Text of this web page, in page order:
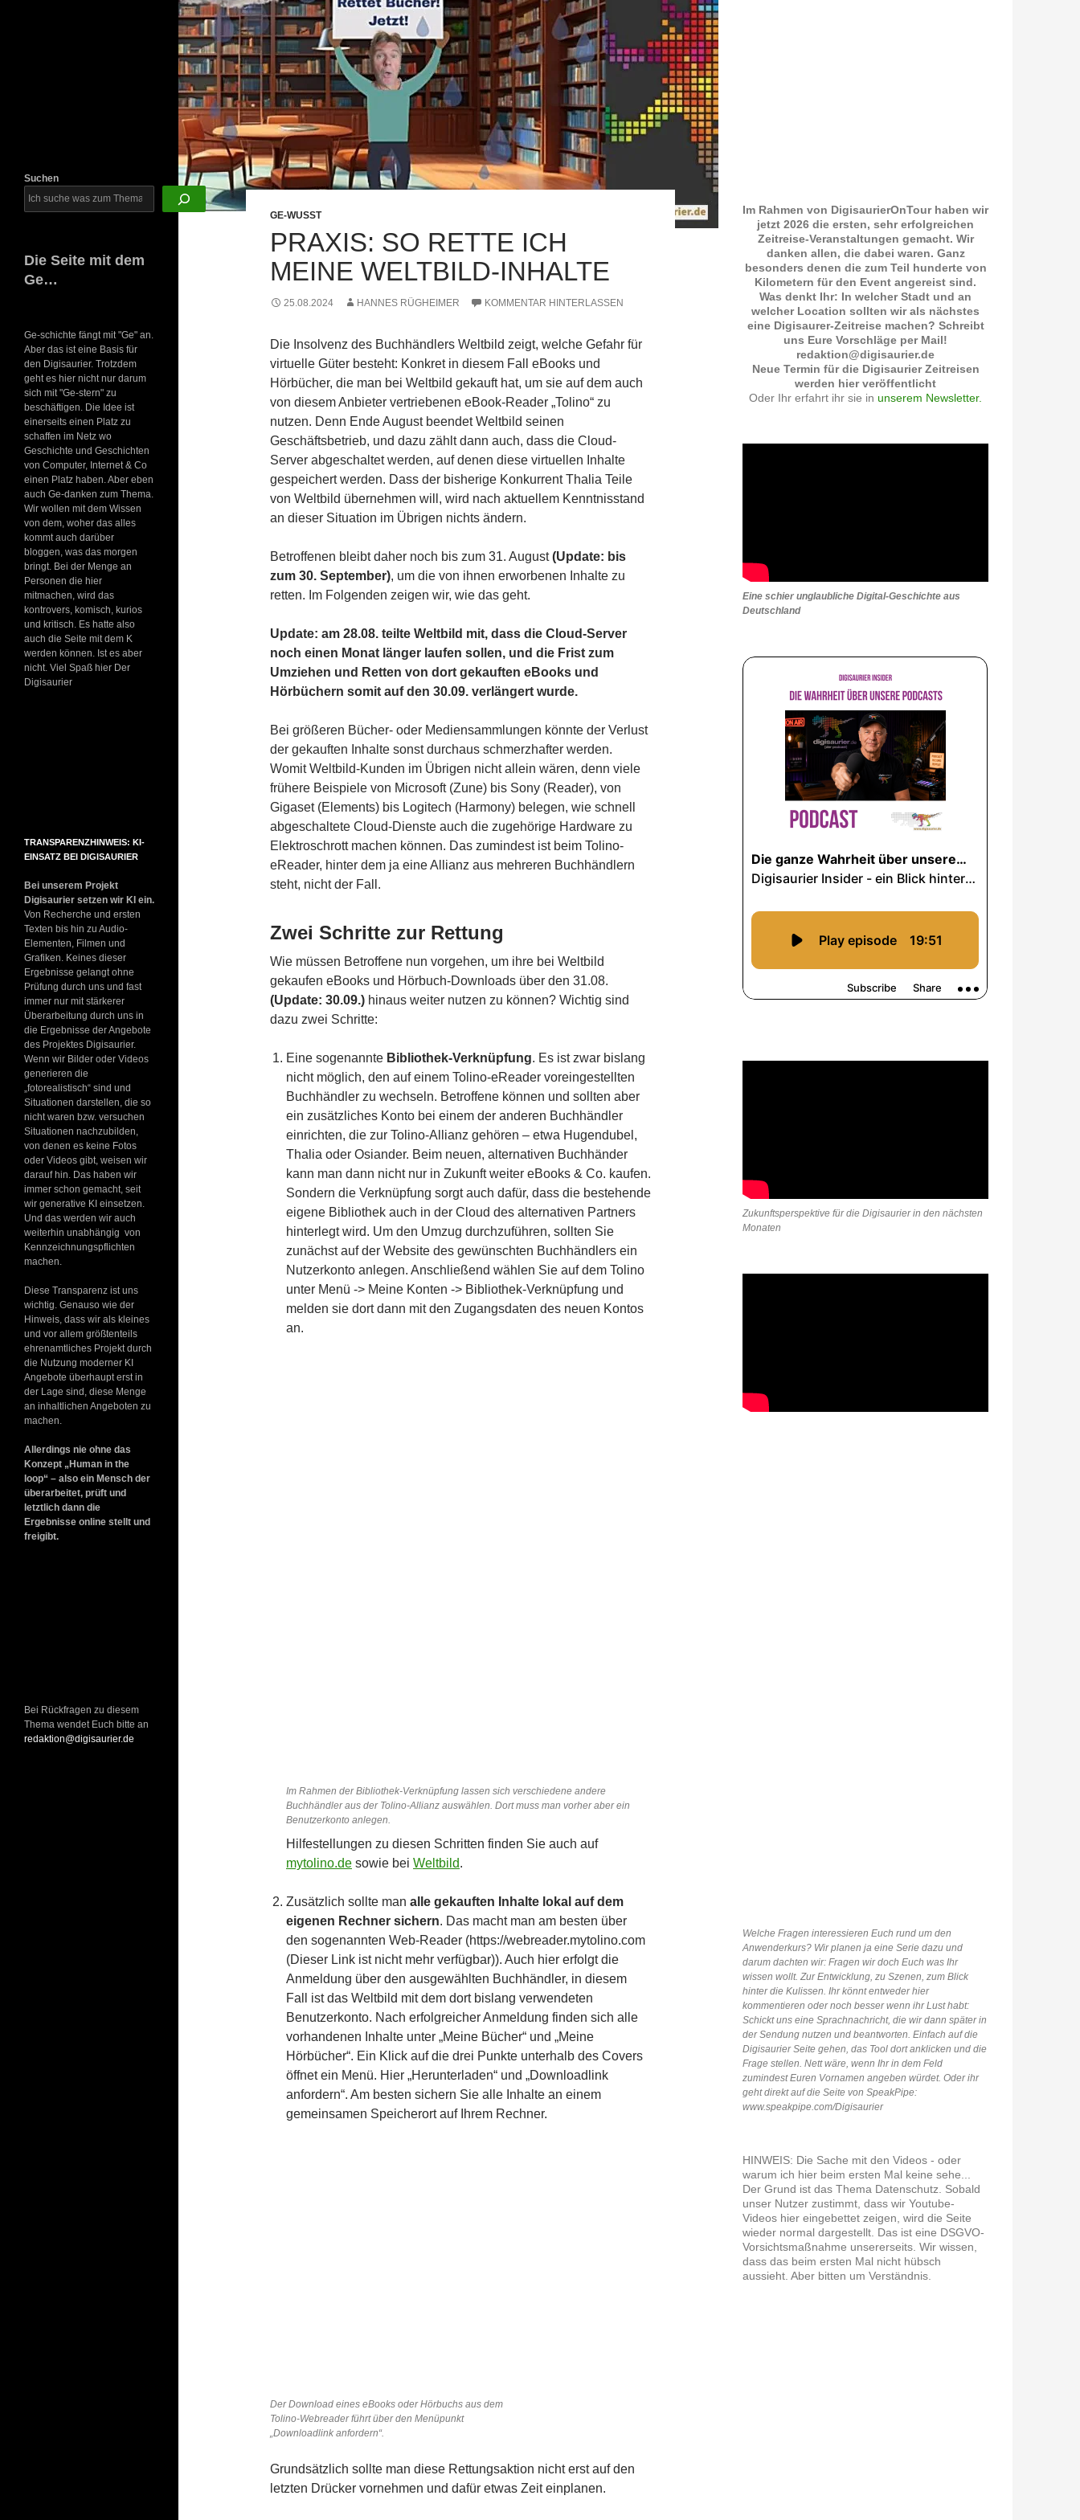
GE-WUSST
PRAXIS: SO RETTE ICH
MEINE WELTBILD-INHALTE
25.08.2024 HANNES RÜGHEIMER KOMMENTAR HINTERLASSEN
Die Insolvenz des Buchhändlers Weltbild zeigt, welche Gefahr für
virtuelle Güter besteht: Konkret in diesem Fall eBooks und
Hörbücher, die man bei Weltbild gekauft hat, um sie auf dem auch
von diesem Anbieter vertriebenen eBook-Reader „Tolino“ zu
nutzen. Denn Ende August beendet Weltbild seinen
Geschäftsbetrieb, und dazu zählt dann auch, dass die Cloud-
Server abgeschaltet werden, auf denen diese virtuellen Inhalte
gespeichert werden. Dass der bisherige Konkurrent Thalia Teile
von Weltbild übernehmen will, wird nach aktuellem Kenntnisstand
an dieser Situation im Übrigen nichts ändern.
Betroffenen bleibt daher noch bis zum 31. August(Update: bis
zum 30. September), um die von ihnen erworbenen Inhalte zu
retten. Im Folgenden zeigen wir, wie das geht.
Update: am 28.08. teilte Weltbild mit, dass die Cloud-Server
noch einen Monat länger laufen sollen, und die Frist zum
Umziehen und Retten von dort gekauften eBooks und
Hörbüchern somit auf den 30.09. verlängert wurde.
Bei größeren Bücher- oder Mediensammlungen könnte der Verlust
der gekauften Inhalte sonst durchaus schmerzhafter werden.
Womit Weltbild-Kunden im Übrigen nicht allein wären, denn viele
frühere Beispiele von Microsoft (Zune) bis Sony (Reader), von
Gigaset (Elements) bis Logitech (Harmony) belegen, wie schnell
abgeschaltete Cloud-Dienste auch die zugehörige Hardware zu
Elektroschrott machen können. Das zumindest ist beim Tolino-
eReader, hinter dem ja eine Allianz aus mehreren Buchhändlern
steht, nicht der Fall.
Zwei Schritte zur Rettung
Wie müssen Betroffene nun vorgehen, um ihre bei Weltbild
gekaufen eBooks und Hörbuch-Downloads über den 31.08.
(Update: 30.09.) hinaus weiter nutzen zu können? Wichtig sind
dazu zwei Schritte:
Eine sogenannte Bibliothek-Verknüpfung. Es ist zwar bislang
nicht möglich, den auf einem Tolino-eReader voreingestellten
Buchhändler zu wechseln. Betroffene können und sollten aber
ein zusätzliches Konto bei einem der anderen Buchhändler
einrichten, die zur Tolino-Allianz gehören – etwa Hugendubel,
Thalia oder Osiander. Beim neuen, alternativen Buchhänder
kann man dann nicht nur in Zukunft weiter eBooks & Co. kaufen.
Sondern die Verknüpfung sorgt auch dafür, dass die bestehende
eigene Bibliothek auch in der Cloud des alternativen Partners
hinterlegt wird. Um den Umzug durchzuführen, sollten Sie
zunächst auf der Website des gewünschten Buchhändlers ein
Nutzerkonto anlegen. Anschließend wählen Sie auf dem Tolino
unter Menü -> Meine Konten -> Bibliothek-Verknüpfung und
melden sie dort dann mit den Zugangsdaten des neuen Kontos
an.
Im Rahmen der Bibliothek-Verknüpfung lassen sich verschiedene andere
Buchhändler aus der Tolino-Allianz auswählen. Dort muss man vorher aber ein
Benutzerkonto anlegen.
Hilfestellungen zu diesen Schritten finden Sie auch auf
mytolino.de sowie bei Weltbild.
Zusätzlich sollte man alle gekauften Inhalte lokal auf dem
eigenen Rechner sichern. Das macht man am besten über
den sogenannten Web-Reader (https://webreader.mytolino.com
(Dieser Link ist nicht mehr verfügbar)). Auch hier erfolgt die
Anmeldung über den ausgewählten Buchhändler, in diesem
Fall ist das Weltbild mit dem dort bislang verwendeten
Benutzerkonto. Nach erfolgreicher Anmeldung finden sich alle
vorhandenen Inhalte unter „Meine Bücher“ und „Meine
Hörbücher“. Ein Klick auf die drei Punkte unterhalb des Covers
öffnet ein Menü. Hier „Herunterladen“ und „Downloadlink
anfordern“. Am besten sichern Sie alle Inhalte an einem
gemeinsamen Speicherort auf Ihrem Rechner.
Der Download eines eBooks oder Hörbuchs aus dem
Tolino-Webreader führt über den Menüpunkt
„Downloadlink anfordern“.
Grundsätzlich sollte man diese Rettungsaktion nicht erst auf den
letzten Drücker vornehmen und dafür etwas Zeit einplanen.
Im Rahmen von DigisaurierOnTour haben wir
jetzt 2026 die ersten, sehr erfolgreichen
Zeitreise-Veranstaltungen gemacht. Wir
danken allen, die dabei waren. Ganz
besonders denen die zum Teil hunderte von
Kilometern für den Event angereist sind.
Was denkt Ihr: In welcher Stadt und an
welcher Location sollten wir als nächstes
eine Digisaurer-Zeitreise machen? Schreibt
uns Eure Vorschläge per Mail!
redaktion@digisaurier.de
Neue Termin für die Digisaurier Zeitreisen
werden hier veröffentlicht
Oder Ihr erfahrt ihr sie in unserem Newsletter.
Eine schier unglaubliche Digital-Geschichte aus
Deutschland
Zukunftsperspektive für die Digisaurier in den nächsten
Monaten
Welche Fragen interessieren Euch rund um den
Anwenderkurs? Wir planen ja eine Serie dazu und
darum dachten wir: Fragen wir doch Euch was Ihr
wissen wollt. Zur Entwicklung, zu Szenen, zum Blick
hinter die Kulissen. Ihr könnt entweder hier
kommentieren oder noch besser wenn ihr Lust habt:
Schickt uns eine Sprachnachricht, die wir dann später in
der Sendung nutzen und beantworten. Einfach auf die
Digisaurier Seite gehen, das Tool dort anklicken und die
Frage stellen. Nett wäre, wenn Ihr in dem Feld
zumindest Euren Vornamen angeben würdet. Oder ihr
geht direkt auf die Seite von SpeakPipe:
www.speakpipe.com/Digisaurier
HINWEIS: Die Sache mit den Videos - oder
warum ich hier beim ersten Mal keine sehe...
Der Grund ist das Thema Datenschutz. Sobald
unser Nutzer zustimmt, dass wir Youtube-
Videos hier eingebettet zeigen, wird die Seite
wieder normal dargestellt. Das ist eine DSGVO-
Vorsichtsmaßnahme unsererseits. Wir wissen,
dass das beim ersten Mal nicht hübsch
aussieht. Aber bitten um Verständnis.
Suchen
Die Seite mit dem
Ge…
Ge-schichte fängt mit "Ge" an.
Aber das ist eine Basis für
den Digisaurier. Trotzdem
geht es hier nicht nur darum
sich mit "Ge-stern" zu
beschäftigen. Die Idee ist
einerseits einen Platz zu
schaffen im Netz wo
Geschichte und Geschichten
von Computer, Internet & Co
einen Platz haben. Aber eben
auch Ge-danken zum Thema.
Wir wollen mit dem Wissen
von dem, woher das alles
kommt auch darüber
bloggen, was das morgen
bringt. Bei der Menge an
Personen die hier
mitmachen, wird das
kontrovers, komisch, kurios
und kritisch. Es hatte also
auch die Seite mit dem K
werden können. Ist es aber
nicht. Viel Spaß hier Der
Digisaurier
TRANSPARENZHINWEIS: KI-
EINSATZ BEI DIGISAURIER
Bei unserem Projekt
Digisaurier setzen wir KI ein.
Von Recherche und ersten
Texten bis hin zu Audio-
Elementen, Filmen und
Grafiken. Keines dieser
Ergebnisse gelangt ohne
Prüfung durch uns und fast
immer nur mit stärkerer
Überarbeitung durch uns in
die Ergebnisse der Angebote
des Projektes Digisaurier.
Wenn wir Bilder oder Videos
generieren die
„fotorealistisch“ sind und
Situationen darstellen, die so
nicht waren bzw. versuchen
Situationen nachzubilden,
von denen es keine Fotos
oder Videos gibt, weisen wir
darauf hin. Das haben wir
immer schon gemacht, seit
wir generative KI einsetzen.
Und das werden wir auch
weiterhin unabhängig von
Kennzeichnungspflichten
machen.
Diese Transparenz ist uns
wichtig. Genauso wie der
Hinweis, dass wir als kleines
und vor allem größtenteils
ehrenamtliches Projekt durch
die Nutzung moderner KI
Angebote überhaupt erst in
der Lage sind, diese Menge
an inhaltlichen Angeboten zu
machen.
Allerdings nie ohne das
Konzept „Human in the
loop“ – also ein Mensch der
überarbeitet, prüft und
letztlich dann die
Ergebnisse online stellt und
freigibt.
Bei Rückfragen zu diesem
Thema wendet Euch bitte an
redaktion@digisaurier.de